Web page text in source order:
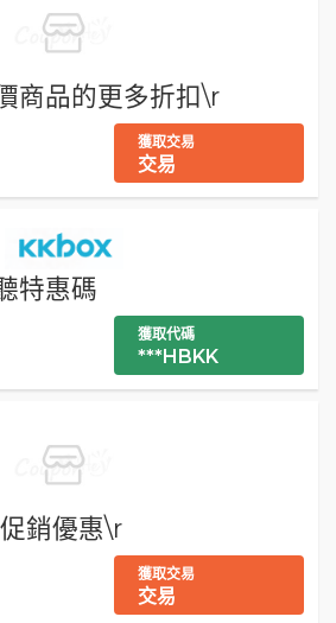
商品的更多折扣\r
獲取交易
交易
特惠碼
獲取代碼
***HBKK
銷優惠\r
獲取交易
交易